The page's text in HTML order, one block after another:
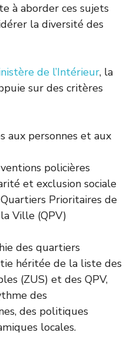
à aborder ces sujets
la diversité des
de l’Intérieur, la
sur des critères
aux personnes et aux
policières
et exclusion sociale
Prioritaires de
Ville (QPV)
des quartiers
héritée de la liste des
(ZUS) et des QPV,
des
des politiques
locales.